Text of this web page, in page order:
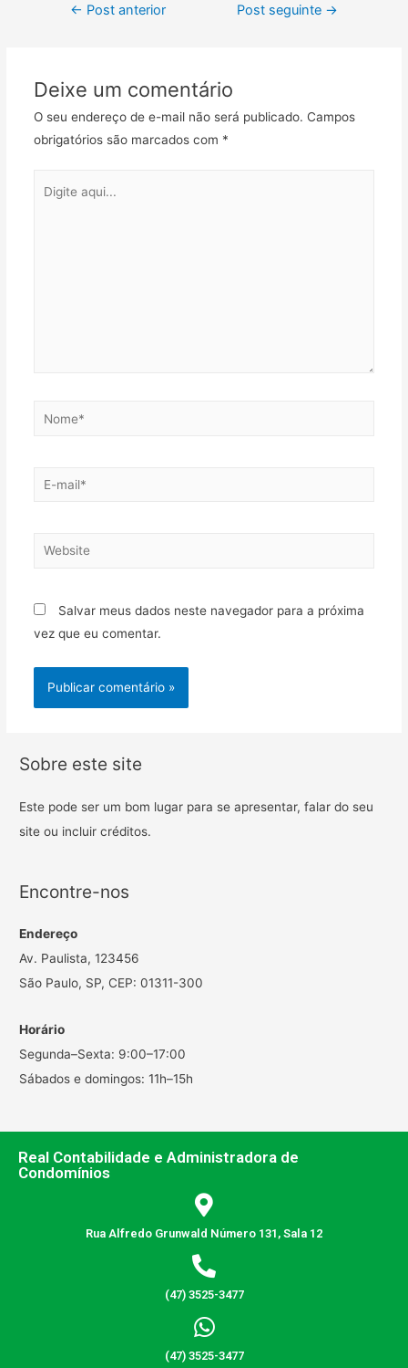
← Post anterior Post seguinte →
Deixe um comentário
O seu endereço de e-mail não será publicado. Campos
obrigatórios são marcados com *
Salvar meus dados neste navegador para a próxima
vez que eu comentar.
Sobre este site
Este pode ser um bom lugar para se apresentar, falar do seu
site ou incluir créditos.
Encontre-nos
Endereço
Av. Paulista, 123456
São Paulo, SP, CEP: 01311-300
Horário
Segunda–Sexta: 9:00–17:00
Sábados e domingos: 11h–15h
Real Contabilidade e Administradora de
Condomínios
Rua Alfredo Grunwald Número 131, Sala 12
(47) 3525-3477
(47) 3525-3477